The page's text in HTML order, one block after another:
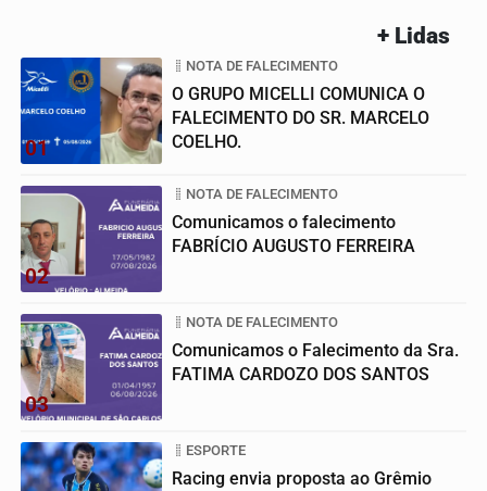
+ Lidas
01
NOTA DE FALECIMENTO
O GRUPO MICELLI COMUNICA O
FALECIMENTO DO SR. MARCELO
COELHO.
02
NOTA DE FALECIMENTO
Comunicamos o falecimento
FABRÍCIO AUGUSTO FERREIRA
03
NOTA DE FALECIMENTO
Comunicamos o Falecimento da Sra.
FATIMA CARDOZO DOS SANTOS
ESPORTE
Racing envia proposta ao Grêmio